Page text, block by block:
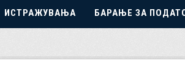
ИСТРАЖУВАЊА БАРАЊЕ ЗА